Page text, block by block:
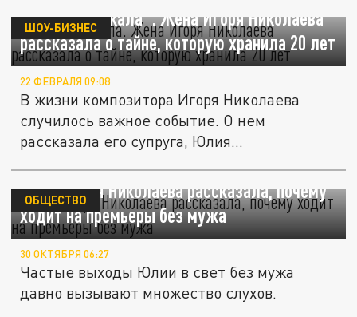
"Я тоже плакала". Жена Игоря Николаева
рассказала о тайне, которую хранила 20 лет
ШОУ-БИЗНЕС
22 ФЕВРАЛЯ 09:08
В жизни композитора Игоря Николаева
случилось важное событие. О нем
рассказала его супруга, Юлия
Жена Игоря Николаева рассказала, почему
ходит на премьеры без мужа
ОБЩЕСТВО
30 ОКТЯБРЯ 06:27
Частые выходы Юлии в свет без мужа
давно вызывают множество слухов.